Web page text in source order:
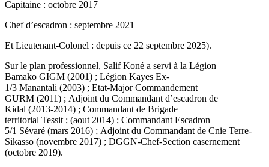
Capitaine : octobre 2017
Chef d’escadron : septembre 2021
Et Lieutenant-Colonel : depuis ce 22 septembre 2025).
Sur le plan professionnel, Salif Koné a servi à la Légion
Bamako GIGM (2001) ; Légion Kayes Ex-
1/3 Manantali (2003) ; Etat-Major Commandement
GURM (2011) ; Adjoint du Commandant d’escadron de
Kidal (2013-2014) ; Commandant de Brigade
territorial Tessit ; (aout 2014) ; Commandant Escadron
5/1 Sévaré (mars 2016) ; Adjoint du Commandant de Cnie Terre-
Sikasso (novembre 2017) ; DGGN-Chef-Section casernement
(octobre 2019).